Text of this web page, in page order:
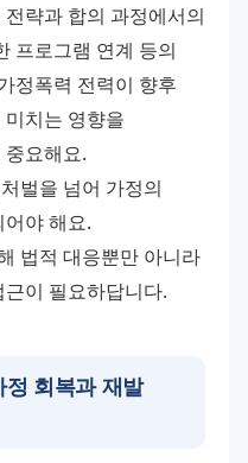
략과 합의 과정에서의
프로그램 연계 등의
정폭력 전력이 향후
치는 영향을
요해요.
벌을 넘어 가정의
야 해요.
법적 대응뿐만 아니라
이 필요하답니다.
회복과 재발